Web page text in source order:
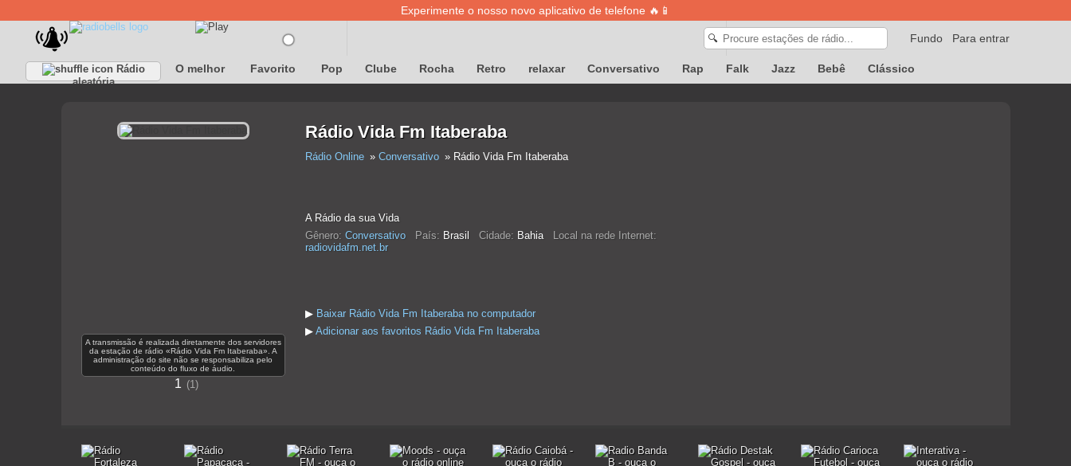
Experimente o nosso novo aplicativo de telefone 🔥📱
Para entrar
Fundo
🔍
Rádio
aleatória
O melhor Favorito Pop Clube Rocha Retro relaxar Conversativo Rap Falk Jazz Bebê Clássico
A transmissão é realizada diretamente dos servidores
da estação de rádio «Rádio Vida Fm Itaberaba». A
administração do site não se responsabiliza pelo
conteúdo do fluxo de áudio.
1 1
Rádio Vida Fm Itaberaba
Rádio Online Conversativo Rádio Vida Fm Itaberaba
A Rádio da sua Vida
Gênero: Conversativo País: Brasil Cidade: Bahia
Local na rede Internet:
radiovidafm.net.br
▶ Baixar Rádio Vida Fm Itaberaba no computador
▶ Adicionar aos favoritos Rádio Vida Fm Itaberaba